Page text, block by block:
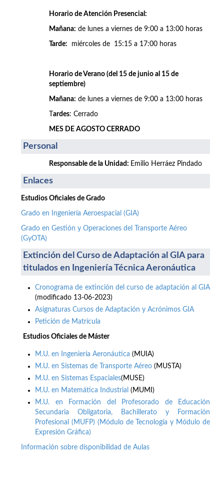
Horario de Atención Presencial:
Mañana: de lunes a viernes de 9:00 a 13:00 horas
Tarde: miércoles de 15:15 a 17:00 horas
Horario de Verano (del 15 de junio al 15 de
septiembre)
Mañana: de lunes a viernes de 9:00 a 13:00 horas
ardes: Cerrado
MES DE AGOSTO CERRADO
Personal
Responsable de la Unidad: Emilio Herráez Pindado
Enlaces
Estudios Oficiales de Grado
Grado en Ingeniería Aeroespacial (GIA)
Grado en Gestión y Operaciones del Transporte Aéreo
(GyOTA)
Extinción del Curso de Adaptación al GIA para
titulados en Ingeniería Técnica Aeronáutica
Cronograma de extinción del curso de adaptación al GIA
(modificado 13-06-2023)
Asignaturas Cursos de Adaptación y Acrónimos GIA
Petición de Matrícula
Estudios Oficiales de Máster
M.U. en Ingeniería Aeronáutica (MUIA)
M.U. en Sistemas de Transporte Aéreo (MUSTA)
M.U. en Sistemas Espaciales(MUSE)
M.U. en Matemática Industrial (MUMI)
M.U. en Formación del Profesorado de Educación
Secundaria Obligatoria, Bachillerato y Formación
Profesional (MUFP) (Módulo de Tecnología y Módulo de
Expresión Gráfica)
Información sobre disponibilidad de Aulas